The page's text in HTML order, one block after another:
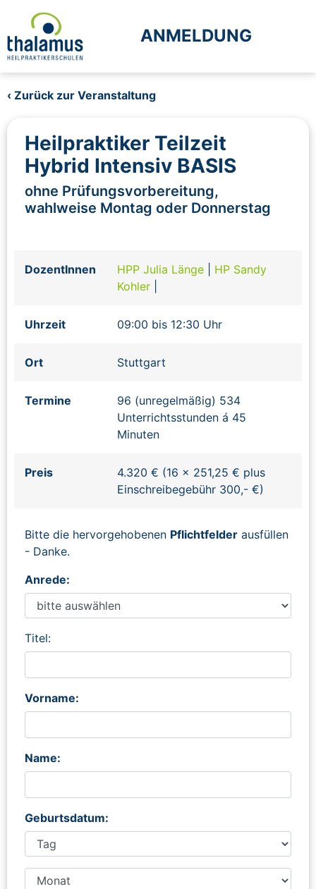
ANMELDUNG
‹ Zurück zur Veranstaltung
Heilpraktiker Teilzeit
Hybrid Intensiv BASIS
ohne Prüfungsvorbereitung,
wahlweise Montag oder Donnerstag
DozentInnen HPP Julia Länge
HP Sandy
Kohler
Uhrzeit 09:00 bis 12:30 Uhr
Ort Stuttgart
Termine
96 (unregelmäßig) 534
Unterrichtsstunden á 45
Minuten
Preis
4.320 € (16 x 251,25 € plus
Einschreibegebühr 300,- €)
Bitte die hervorgehobenen Pflichtfelder ausfüllen
- Danke.
Anrede:
Titel:
Vorname:
Name:
Geburtsdatum: